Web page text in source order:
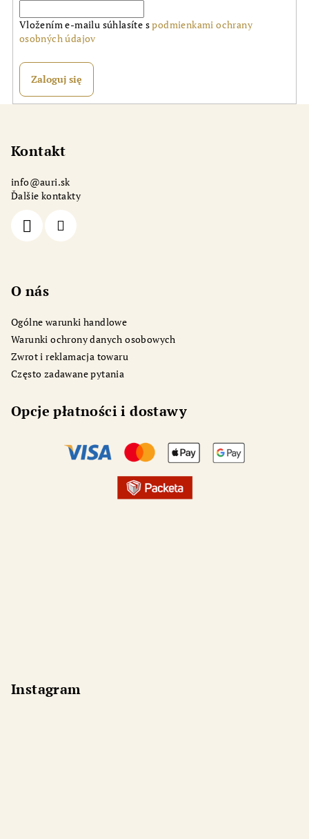
Vložením e-mailu súhlasíte spodmienkami ochrany
osobných údajov
Zaloguj się
Kontakt
info@auri.sk
Ďalšie kontakty
O nás
Ogólne warunki handlowe
Warunki ochrony danych osobowych
Zwrot i reklamacja towaru
Często zadawane pytania
Opcje płatności i dostawy
Instagram